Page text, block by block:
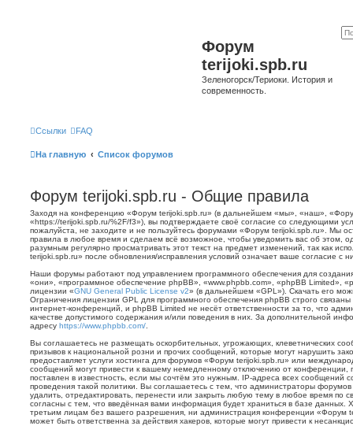
Форум
terijoki.spb.ru
Зеленогорск/Териоки. История и
современность.
Ссылки FAQ
На главную Список форумов
Форум terijoki.spb.ru - Общие правила
Заходя на конференцию «Форум terijoki.spb.ru» (в дальнейшем «мы», «наш»,
«https://terijoki.spb.ru/%2F/f3»), вы подтверждаете своё согласие со следующими
пожалуйста, не заходите и не пользуйтесь форумами «Форум terijoki.spb.ru». Мы
правила в любое время и сделаем всё возможное, чтобы уведомить вас об этом,
разумным регулярно просматривать этот текст на предмет изменений, так как
terijoki.spb.ru» после обновления/исправления условий означает ваше согласие с
Наши форумы работают под управлением программного обеспечения для
«они», «программное обеспечение phpBB», «www.phpbb.com», «phpBB Limited»,
лицензии «GNU General Public License v2» (в дальнейшем «GPL»). Скачать его
Ограничения лицензии GPL для программного обеспечения phpBB строго
интернет-конференций, и phpBB Limited не несёт ответственности за то, что
качестве допустимого содержания и/или поведения в них. За дополнительной
адресу https://www.phpbb.com/
Вы соглашаетесь не размещать оскорбительных, угрожающих, клеветнических
призывов к национальной розни и прочих сообщений, которые могут нарушить
предоставляет услуги хостинга для форумов «Форум terijoki.spb.ru» или
сообщений могут привести к вашему немедленному отключению от конференции,
поставлен в известность, если мы сочтём это нужным. IP-адреса всех сообщений
проведения такой политики. Вы соглашаетесь с тем, что администраторы
удалить, отредактировать, перенести или закрыть любую тему в любое время по
согласны с тем, что введённая вами информация будет храниться в базе данных.
третьим лицам без вашего разрешения, ни администрация конференции «Форум
может быть ответственна за действия хакеров, которые могут привести к